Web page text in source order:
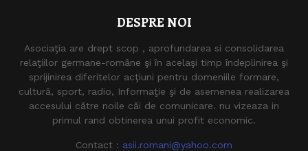
DESPRE NOI
Asociaţia are drept scop , aprofundarea si consolidarea
relaţiilor germane-române şi în acelaşi timp îndeplinirea şi
sprijinirea diferitelor acţiuni pentru domeniile formare,
cultură, sport, radio, Informaţie şi de asemenea realizarea
accesului către noile căi de comunicare. nu vizeaza in
primul rand obtinerea unui profit economic.
Contact : asii.romani@yahoo.com